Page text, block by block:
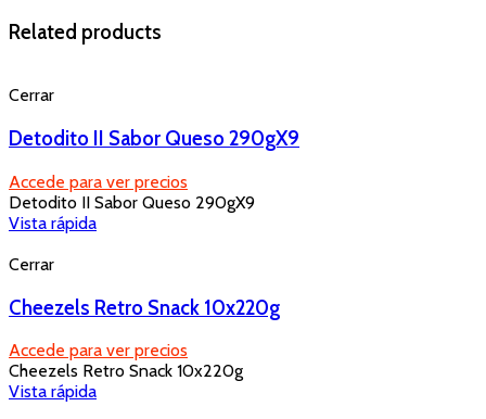
Related products
Cerrar
Detodito II Sabor Queso 290gX9
Accede para ver precios
Detodito II Sabor Queso 290gX9
Vista rápida
Cerrar
Cheezels Retro Snack 10x220g
Accede para ver precios
Cheezels Retro Snack 10x220g
Vista rápida